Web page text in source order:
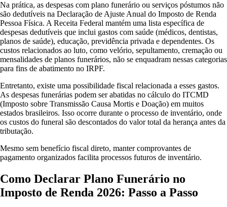
Na prática, as despesas com plano funerário ou serviços póstumos não
são dedutíveis na Declaração de Ajuste Anual do Imposto de Renda
Pessoa Física. A Receita Federal mantém uma lista específica de
despesas dedutíveis que inclui gastos com saúde (médicos, dentistas,
planos de saúde), educação, previdência privada e dependentes. Os
custos relacionados ao luto, como velório, sepultamento, cremação ou
mensalidades de planos funerários, não se enquadram nessas categorias
para fins de abatimento no IRPF.
Entretanto, existe uma possibilidade fiscal relacionada a esses gastos.
As despesas funerárias podem ser abatidas no cálculo do ITCMD
(Imposto sobre Transmissão Causa Mortis e Doação) em muitos
estados brasileiros. Isso ocorre durante o processo de inventário, onde
os custos do funeral são descontados do valor total da herança antes da
tributação.
Mesmo sem benefício fiscal direto, manter comprovantes de
pagamento organizados facilita processos futuros de inventário.
Como Declarar Plano Funerário no
Imposto de Renda 2026: Passo a Passo